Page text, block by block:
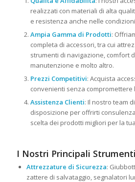
realizzati con materiali di alta
e resistenza anche nelle
Ampia Gamma di Prodotti:
completa di accessori, tra cui
strumenti di navigazione, comfort
manutenzione e molto altro.
Prezzi Competitivi: Acquista
convenienti senza compromettere
Assistenza Clienti: Il nostro team
disposizione per offrirti
scelta dei prodotti migliori per la
I Nostri Principali
Attrezzature di Sicurezza:
zattere di salvataggio, segnalatori